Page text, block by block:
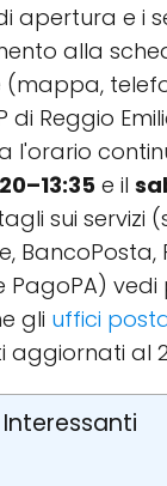
apertura e i
alla
(mappa,
di Reggio
l'orario
e il
sui servizi
BancoPosta,
PagoPA)
gli uffici
aggiornati al